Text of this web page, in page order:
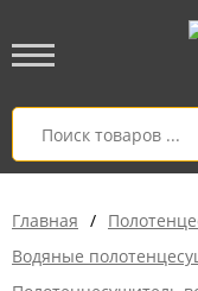
Главная /
Водяные